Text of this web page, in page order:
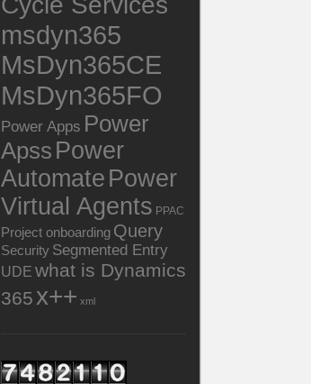
msdyn365
MsDyn365CE
MsDyn365FO
Power Apps Power
Apss Power
Automate Power
Virtual Agents PPAC
Project onboarding Query
Security Segmented Entry
UDE what is Dynamics
365 x++ xml